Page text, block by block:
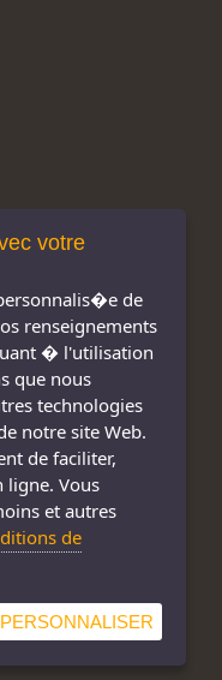
votre
de
renseignements
� l'utilisation
que nous
technologies
notre site Web.
de faciliter,
Vous
et autres
de
PERSONNALISER